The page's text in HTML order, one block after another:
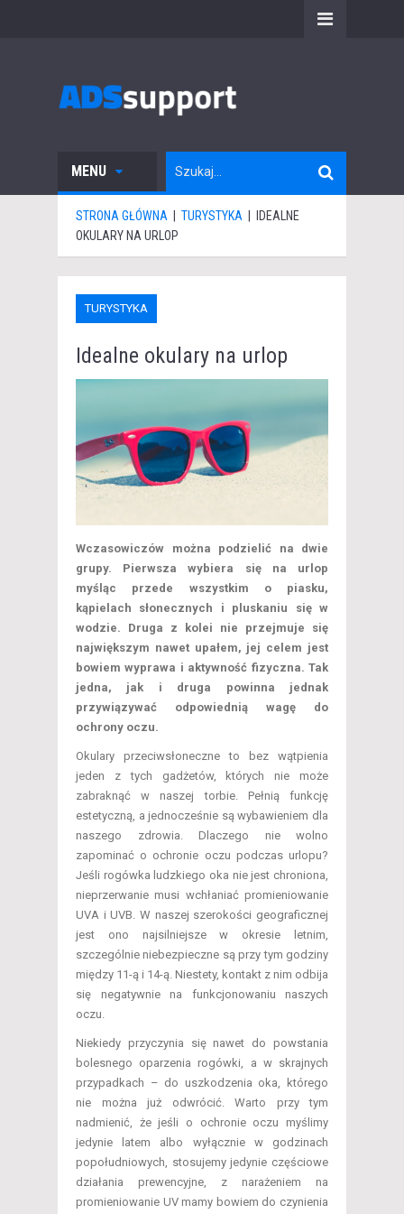
MENU
STRONA GŁÓWNA TURYSTYKA
IDEALNE
OKULARY NA URLOP
TURYSTYKA
Idealne okulary na urlop
Wczasowiczów można podzielić na dwie
grupy. Pierwsza wybiera się na urlop
myśląc przede wszystkim o piasku,
kąpielach słonecznych i pluskaniu się w
wodzie. Druga z kolei nie przejmuje się
największym nawet upałem, jej celem jest
bowiem wyprawa i aktywność fizyczna. Tak
jedna, jak i druga powinna jednak
przywiązywać odpowiednią wagę do
ochrony oczu.
Okulary przeciwsłoneczne to bez wątpienia
jeden z tych gadżetów, których nie może
zabraknąć w naszej torbie. Pełnią funkcję
estetyczną, a jednocześnie są wybawieniem dla
naszego zdrowia. Dlaczego nie wolno
zapominać o ochronie oczu podczas urlopu?
Jeśli rogówka ludzkiego oka nie jest chroniona,
nieprzerwanie musi wchłaniać promieniowanie
UVA i UVB. W naszej szerokości geograficznej
jest ono najsilniejsze w okresie letnim,
szczególnie niebezpieczne są przy tym godziny
między 11-ą i 14-ą. Niestety, kontakt z nim odbija
się negatywnie na funkcjonowaniu naszych
oczu.
Niekiedy przyczynia się nawet do powstania
bolesnego oparzenia rogówki, a w skrajnych
przypadkach – do uszkodzenia oka, którego
nie można już odwrócić. Warto przy tym
nadmienić, że jeśli o ochronie oczu myślimy
jedynie latem albo wyłącznie w godzinach
popołudniowych, stosujemy jedynie częściowe
działania prewencyjne, z narażeniem na
promieniowanie UV mamy bowiem do czynienia